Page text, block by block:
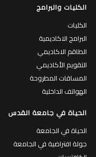
الكليات والبرامج
الكليات
البرامج الاكاديمية
الطاقم الاكاديمي
التقويم الأكاديمي
المساقات المطروحة
الهواتف الداخلية
الحياة في جامعة القدس
الحياة في الجامعة
جولة افتراضية في الجامعة